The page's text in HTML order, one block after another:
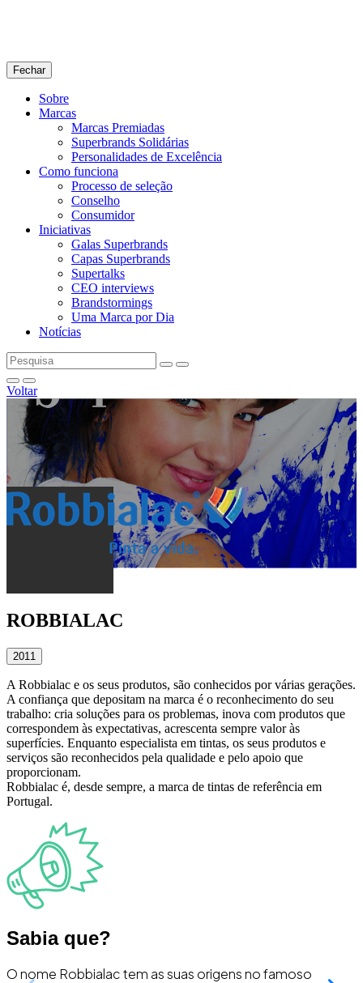
Fechar
Sobre
Marcas
Marcas Premiadas
Superbrands Solidárias
Personalidades de Excelência
Como funciona
Processo de seleção
Conselho
Consumidor
Iniciativas
Galas Superbrands
Capas Superbrands
Supertalks
CEO interviews
Brandstormings
Uma Marca por Dia
Notícias
Voltar
ROBBIALAC
2011
A Robbialac e os seus produtos, são conhecidos por várias gerações.
A confiança que depositam na marca é o reconhecimento do seu
trabalho: cria soluções para os problemas, inova com produtos que
correspondem às expectativas, acrescenta sempre valor às
superfícies. Enquanto especialista em tintas, os seus produtos e
serviços são reconhecidos pela qualidade e pelo apoio que
proporcionam.
Robbialac é, desde sempre, a marca de tintas de referência em
Portugal.
Sabia que?
O nome Robbialac tem as suas origens no famoso